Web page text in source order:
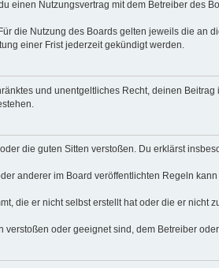
einen Nutzungsvertrag mit dem Betreiber des
die Nutzung des Boards gelten jeweils die an
einer Frist jederzeit gekündigt werden.
und unentgeltliches Recht, deinen
die guten Sitten verstoßen. Du erklärst
anderer im Board veröffentlichten Regeln
die er nicht selbst erstellt hat oder die er nicht
oder geeignet sind, dem Betreiber